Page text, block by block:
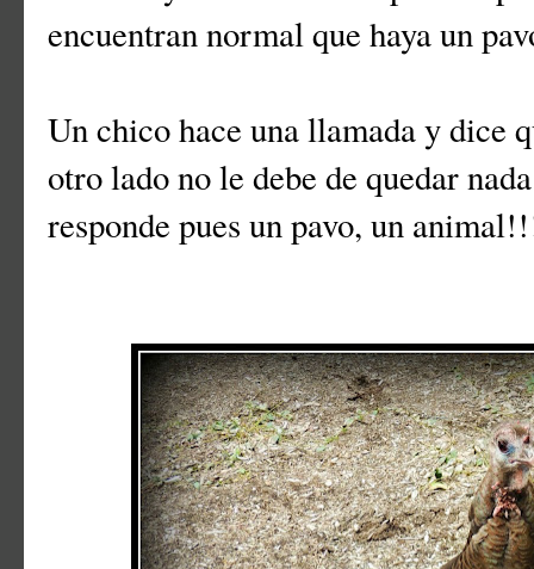
encuentran normal que haya un
Un chico hace una llamada y dice
otro lado no le debe de quedar
responde pues un pavo, un